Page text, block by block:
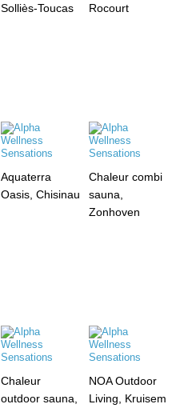
Solliès-Toucas
Rocourt
Aquaterra
Oasis, Chisinau
Chaleur combi
sauna,
Zonhoven
Chaleur
outdoor sauna,
NOA Outdoor
Living, Kruisem